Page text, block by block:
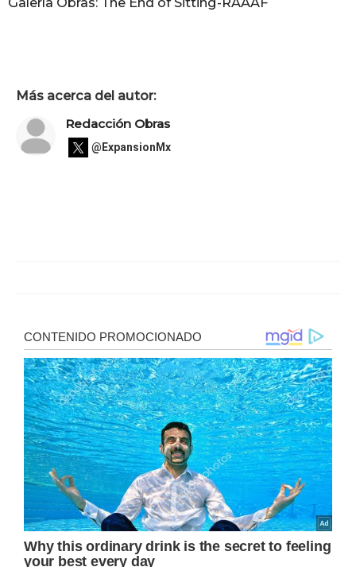
Más acerca del autor:
Redacción Obras
@ExpansionMx